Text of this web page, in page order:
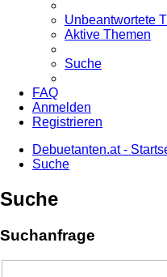
Unbeantwortete
Aktive Themen
Suche
FAQ
Anmelden
Registrieren
Debuetanten.at -
Suche
Suche
Suchanfrage